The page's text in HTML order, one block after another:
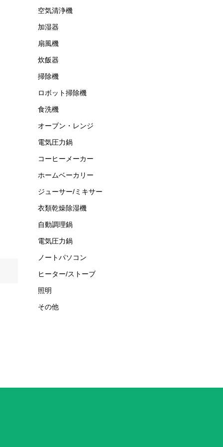
空気清浄機
加湿器
扇風機
炊飯器
掃除機
ロボット掃除機
食洗機
オーブン・レンジ
電気圧力鍋
コーヒーメーカー
ホームベーカリー
ジューサー/ミキサー
衣類乾燥除湿機
自動調理鍋
電気圧力鍋
ノートパソコン
ヒーター/ストーブ
照明
その他